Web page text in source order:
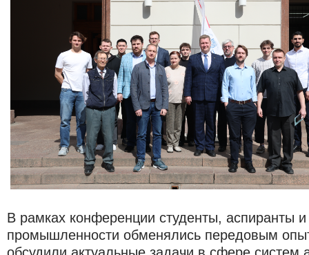
В рамках конференции студенты, аспиранты и
промышленности обменялись передовым